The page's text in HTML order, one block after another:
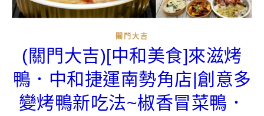
關門大吉
(關門大吉)[中和美食]來滋烤
鴨．中和捷運南勢角店|創意多
變烤鴨新吃法~椒香冒菜鴨．